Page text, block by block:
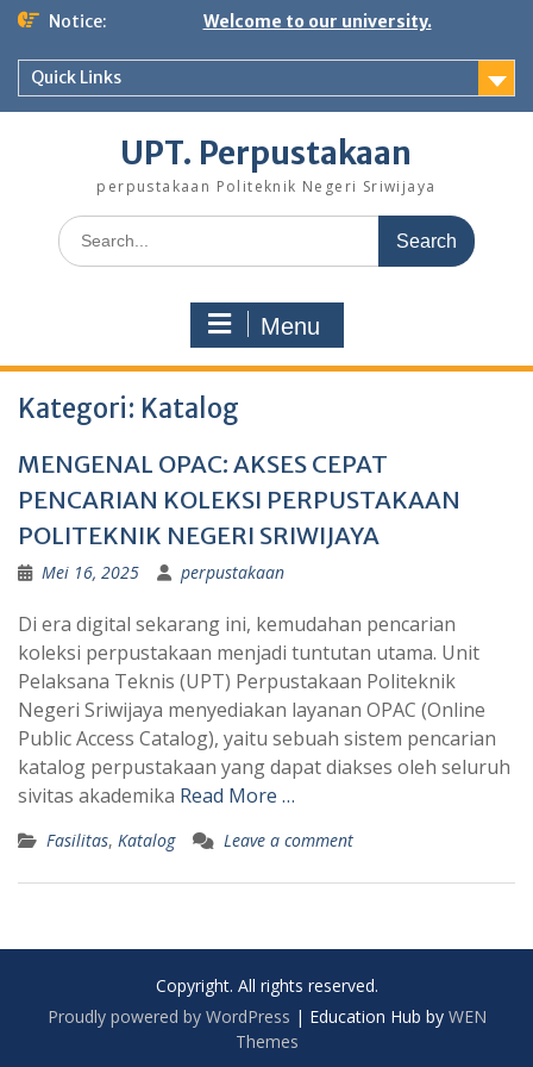
Notice: Welcome to our university.
Quick Links
UPT. Perpustakaan
perpustakaan Politeknik Negeri Sriwijaya
Menu
Kategori: Katalog
MENGENAL OPAC: AKSES CEPAT
PENCARIAN KOLEKSI PERPUSTAKAAN
POLITEKNIK NEGERI SRIWIJAYA
Mei 16, 2025 perpustakaan
Di era digital sekarang ini, kemudahan pencarian
koleksi perpustakaan menjadi tuntutan utama. Unit
Pelaksana Teknis (UPT) Perpustakaan Politeknik
Negeri Sriwijaya menyediakan layanan OPAC (Online
Public Access Catalog), yaitu sebuah sistem pencarian
katalog perpustakaan yang dapat diakses oleh seluruh
sivitas akademika Read More …
Fasilitas, Katalog Leave a comment
Copyright. All rights reserved.
Proudly powered by WordPress | Education Hub by WEN
Themes